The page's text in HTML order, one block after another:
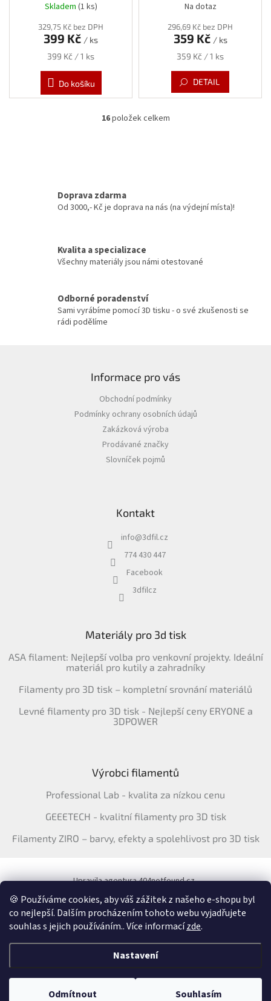
🍪 Používáme cookies, aby váš zážitek z našeho e-shopu byl
co nejlepší. Dalším procházením tohoto webu vyjadřujete
souhlas s jejich používáním.. Více informacízde.
Nastavení
Odmítnout Souhlasím
Skladem (1 ks)
329,75 Kč bez DPH
399 Kč / ks
Měrná
399 Kč / 1 ks
Do košíku
Na dotaz
296,69 Kč bez DPH
359 Kč / ks
Měrná
359 Kč / 1 ks
DETAIL
O
í
k
y
p
i
16položek celkem
Doprava zdarma
Od 3000,- Kč je doprava na nás (na výdejní místa)!
Kvalita a specializace
Všechny materiály jsou námi otestované
Odborné poradenství
Sami vyrábíme pomocí 3D tisku - o své zkušenosti se
rádi podělíme
Informace pro vás
Obchodní podmínky
Podmínky ochrany osobních údajů
Zakázková výroba
Prodávané značky
Slovníček pojmů
Kontakt
info@3dfil.cz
774 430 447
Facebook
3dfilcz
Materiály pro 3d tisk
ASA filament: Nejlepší volba pro venkovní projekty. Ideální
materiál pro kutily a zahradníky
Filamenty pro 3D tisk – kompletní srovnání materiálů
Levné filamenty pro 3D tisk - Nejlepší ceny ERYONE a
3DPOWER
Výrobci filamentů
Professional Lab - kvalita za nízkou cenu
GEEETECH - kvalitní filamenty pro 3D tisk
Filamenty ZIRO – barvy, efekty a spolehlivost pro 3D tisk
Upravila agentura 404notfound.cz
Katalog filamentů ERYONE pro ČR
Vytvořil Shoptet &
Copyright 2026
Upravit nastavení